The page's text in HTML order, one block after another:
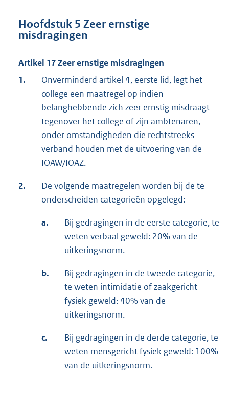
Hoofdstuk 5 Zeer ernstige
misdragingen
Artikel 17 Zeer ernstige misdragingen
1.
Onverminderd artikel 4, eerste lid, legt het
college een maatregel op indien
belanghebbende zich zeer ernstig misdraagt
tegenover het college of zijn ambtenaren,
onder omstandigheden die rechtstreeks
verband houden met de uitvoering van de
IOAW/IOAZ.
2.
De volgende maatregelen worden bij de te
onderscheiden categorieën opgelegd:
a.
Bij gedragingen in de eerste categorie, te
weten verbaal geweld: 20% van de
uitkeringsnorm.
b.
Bij gedragingen in de tweede categorie,
te weten intimidatie of zaakgericht
fysiek geweld: 40% van de
uitkeringsnorm.
c.
Bij gedragingen in de derde categorie, te
weten mensgericht fysiek geweld: 100%
van de uitkeringsnorm.